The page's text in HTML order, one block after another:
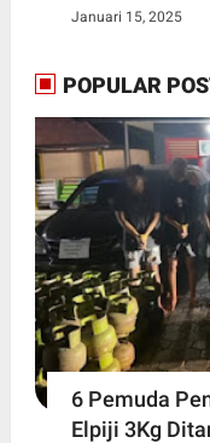
Januari 15, 2025
POPULAR
6 Pemuda
Elpiji 3Kg